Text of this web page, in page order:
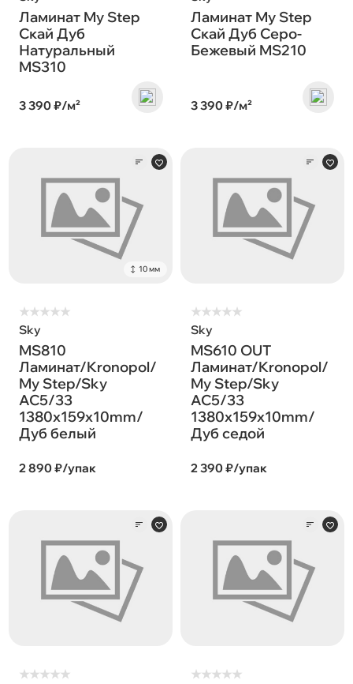
Ламинат My Step
Скай Дуб
Натуральный
MS310
3 390 ₽/м²
Ламинат My Step
Скай Дуб Серо-
Бежевый MS210
3 390 ₽/м²
10 мм
★★★★★
Sky
MS810
Ламинат/Kronopol/
My Step/Sky
AC5/33
1380х159х10mm/
Дуб белый
2 890 ₽/упак
★★★★★
Sky
MS610 OUT
Ламинат/Kronopol/
My Step/Sky
AC5/33
1380х159х10mm/
Дуб седой
2 390 ₽/упак
★★★★★
★★★★★